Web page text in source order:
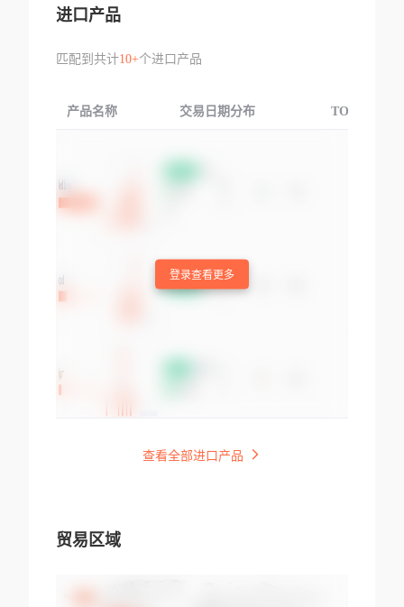
进口产品
匹配到共计10+个进口产品
产品名称 交易日期分布 TOP3交易国
登录查看更多
查看全部进口产品
贸易区域